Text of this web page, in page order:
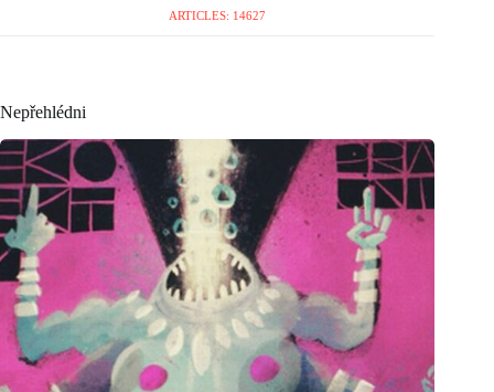
ARTICLES: 14627
Nepřehlédni